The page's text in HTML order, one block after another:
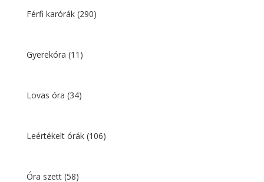
Férfi karórák (290)
Gyerekóra (11)
Lovas óra (34)
Leértékelt órák (106)
Óra szett (58)